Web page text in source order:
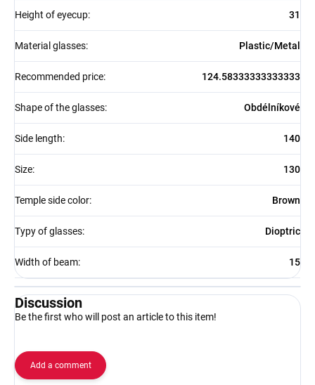
Height of eyecup: 31
Material glasses: Plastic/Metal
Recommended price: 124.58333333333333
Shape of the glasses: Obdélníkové
Side length: 140
Size: 130
Temple side color: Brown
Typy of glasses: Dioptric
Width of beam: 15
Discussion
Be the first who will post an article to this item!
Add a comment